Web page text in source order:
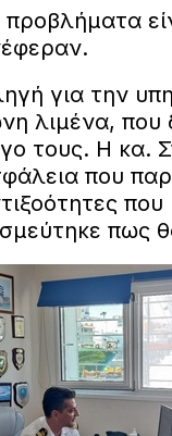
προβλήματα
για την
λιμένα, που
τους. Η κα.
που
πως